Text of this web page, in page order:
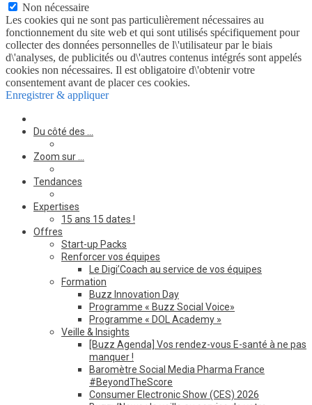
Non nécessaire
Les cookies qui ne sont pas particulièrement nécessaires au
fonctionnement du site web et qui sont utilisés spécifiquement pour
collecter des données personnelles de l\'utilisateur par le biais
d\'analyses, de publicités ou d\'autres contenus intégrés sont appelés
cookies non nécessaires. Il est obligatoire d\'obtenir votre
consentement avant de placer ces cookies.
Enregistrer & appliquer
Du côté des …
Zoom sur …
Tendances
Expertises
15 ans 15 dates !
Offres
Start-up Packs
Renforcer vos équipes
Le Digi’Coach au service de vos équipes
Formation
Buzz Innovation Day
Programme « Buzz Social Voice»
Programme « DOL Academy »
Veille & Insights
[Buzz Agenda] Vos rendez-vous E-santé à ne pas
manquer !
Baromètre Social Media Pharma France
#BeyondTheScore
Consumer Electronic Show (CES) 2026